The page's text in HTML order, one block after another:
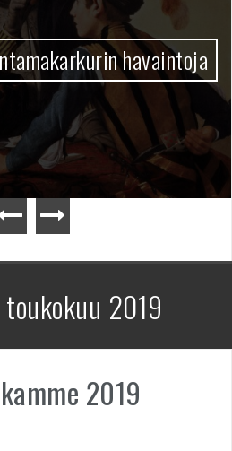
havaintoja
toukokuu 2019
2019